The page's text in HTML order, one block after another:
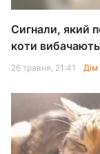
Сигнали, який
коти
26 травня, 21:41 Дім